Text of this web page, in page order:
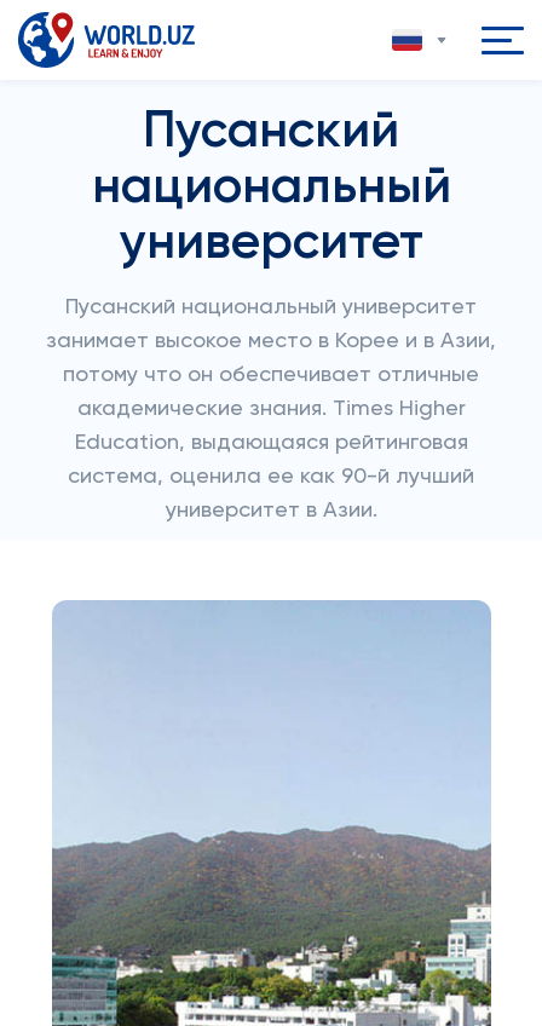
Пусанский
национальный
университет
Пусанский национальный университет
занимает высокое место в Корее и в Азии,
потому что он обеспечивает отличные
академические знания. Times Higher
Education, выдающаяся рейтинговая
система, оценила ее как 90-й лучший
университет в Азии.